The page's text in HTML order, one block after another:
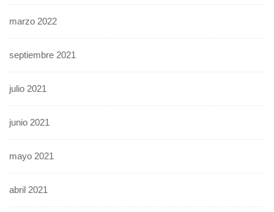
marzo 2022
septiembre 2021
julio 2021
junio 2021
mayo 2021
abril 2021